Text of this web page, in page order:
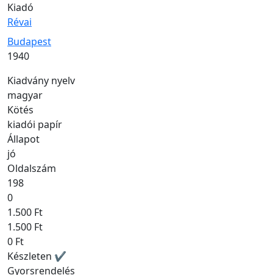
Kiadó
Révai
Kiadás helye
Budapest
Kiadás éve
1940
Kiadvány nyelv
magyar
Kötés
kiadói papír
Állapot
jó
Oldalszám
198
0
1.500 Ft
1.500 Ft
0 Ft
Készleten ✔
Gyorsrendelés